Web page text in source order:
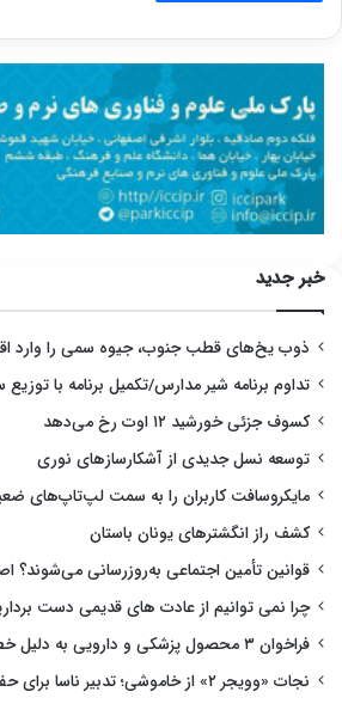
خبر جدید
ذوب یخ‌های قطب جنوب، جیوه سمی را وارد
تداوم برنامه شیر مدارس/تکمیل برنامه با توزیع
کسوف جزئی خورشید ۱۲ اوت رخ می‌دهد
توسعه نسل جدیدی از آشکارسازهای نوری
مایکروسافت کاربران را به سمت لپ‌تاپ‌های
کشف راز انگشترهای یونان باستان
قوانین تأمین اجتماعی به‌روزرسانی می‌شوند؟
چرا نمی توانیم از عادت های قدیمی دست
فراخوان ۳ محصول پزشکی و دارویی به دلیل خطرهای کیفی و ایمنی
نجات «وویجر ۲» از خاموشی؛ تدبیر ناسا برای حفظ کاوشگر ۴۸ ساله